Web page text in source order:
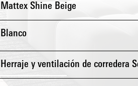
Mattex Shine Beige
Blanco
Herraje y ventilación de corredera